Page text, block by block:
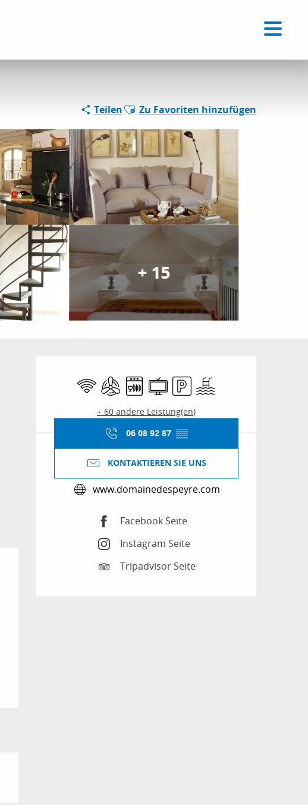
TeilenAjouter aux favoris
Zu Favoriten hinzufügen
+ 15
Öffnungszeiten &
Wi-Fi Klimaanlage
Geschirrspülmaschine
FernsehenParkplatzSchwimmbad
+ 60 andere Leistung(en)
06 08 92 87 ▒▒
KONTAKTIEREN SIE UNS
www.domainedespeyre.com
Facebook Seite
Instagram Seite
Tripadvisor Seite